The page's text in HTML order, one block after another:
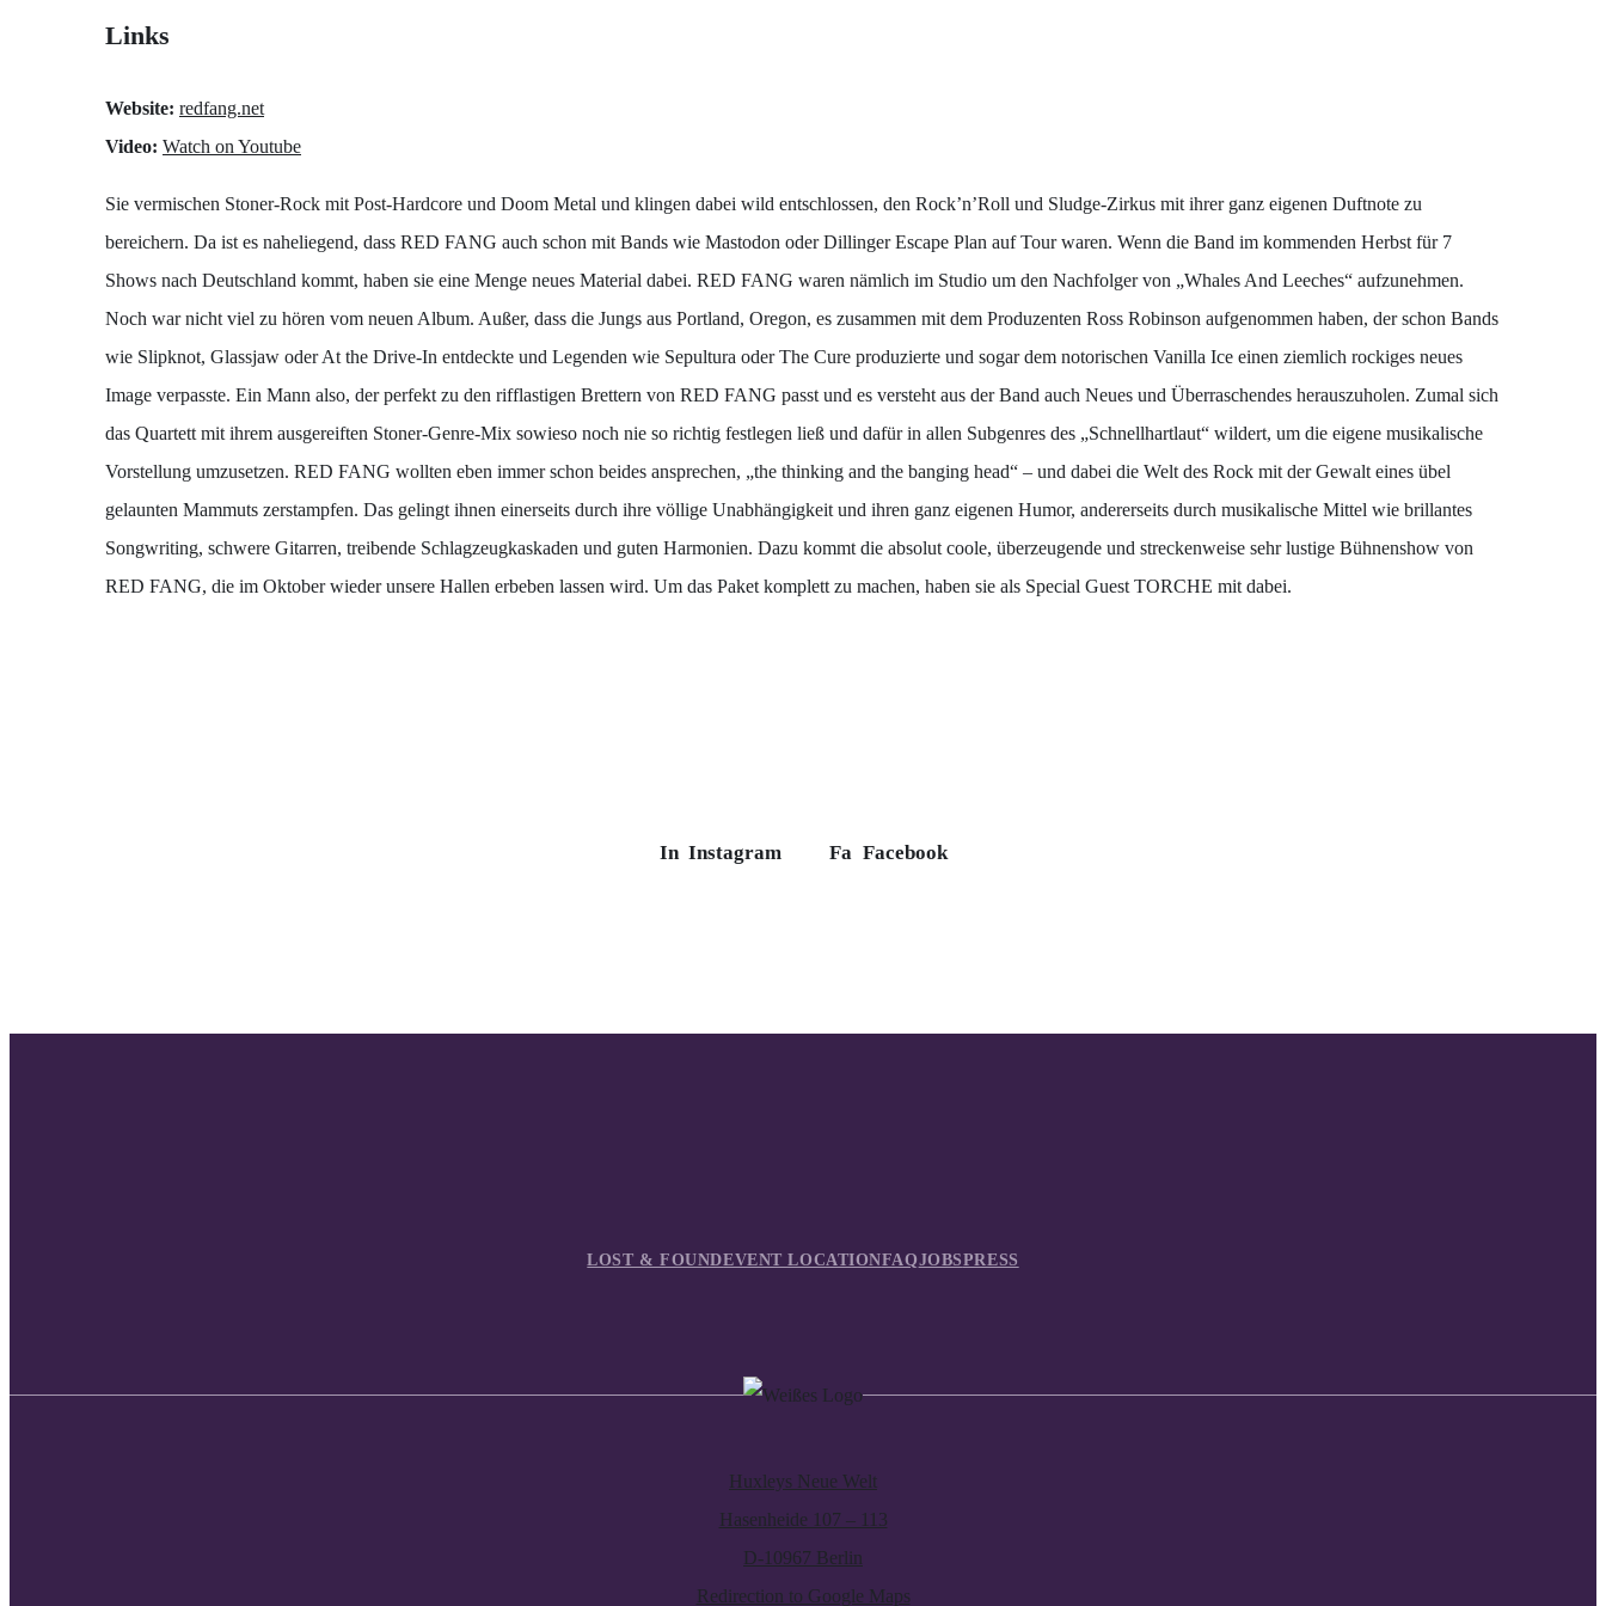
Links
Website: redfang.net
Video: Watch on Youtube
Sie vermischen Stoner-Rock mit Post-Hardcore und Doom Metal und klingen dabei wild entschlossen, den Rock’n’Roll und Sludge-Zirkus mit ihrer ganz eigenen Duftnote zu
bereichern. Da ist es naheliegend, dass RED FANG auch schon mit Bands wie Mastodon oder Dillinger Escape Plan auf Tour waren. Wenn die Band im kommenden Herbst für 7
Shows nach Deutschland kommt, haben sie eine Menge neues Material dabei. RED FANG waren nämlich im Studio um den Nachfolger von „Whales And Leeches“ aufzunehmen.
Noch war nicht viel zu hören vom neuen Album. Außer, dass die Jungs aus Portland, Oregon, es zusammen mit dem Produzenten Ross Robinson aufgenommen haben, der schon Bands
wie Slipknot, Glassjaw oder At the Drive-In entdeckte und Legenden wie Sepultura oder The Cure produzierte und sogar dem notorischen Vanilla Ice einen ziemlich rockiges neues
Image verpasste. Ein Mann also, der perfekt zu den rifflastigen Brettern von RED FANG passt und es versteht aus der Band auch Neues und Überraschendes herauszuholen. Zumal sich
das Quartett mit ihrem ausgereiften Stoner-Genre-Mix sowieso noch nie so richtig festlegen ließ und dafür in allen Subgenres des „Schnellhartlaut“ wildert, um die eigene musikalische
Vorstellung umzusetzen. RED FANG wollten eben immer schon beides ansprechen, „the thinking and the banging head“ – und dabei die Welt des Rock mit der Gewalt eines übel
gelaunten Mammuts zerstampfen. Das gelingt ihnen einerseits durch ihre völlige Unabhängigkeit und ihren ganz eigenen Humor, andererseits durch musikalische Mittel wie brillantes
Songwriting, schwere Gitarren, treibende Schlagzeugkaskaden und guten Harmonien. Dazu kommt die absolut coole, überzeugende und streckenweise sehr lustige Bühnenshow von
RED FANG, die im Oktober wieder unsere Hallen erbeben lassen wird. Um das Paket komplett zu machen, haben sie als Special Guest TORCHE mit dabei.
In Instagram Fa Facebook
LOST & FOUNDEVENT LOCATIONFAQJOBSPRESS
Huxleys Neue Welt
Hasenheide 107 – 113
D-10967 Berlin
Redirection to Google Maps